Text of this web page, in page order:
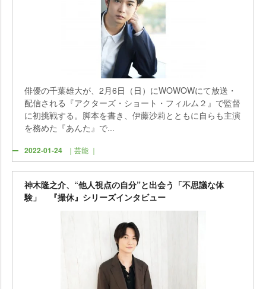
俳優の千葉雄大が、2月6日（日）にWOWOWにて放送・
配信される『アクターズ・ショート・フィルム２』で監督
に初挑戦する。脚本を書き、伊藤沙莉とともに自らも主演
を務めた『あんた』で...
2022-01-24 ｜芸能 ｜
神木隆之介、“他人視点の自分”と出会う「不思議な体
験」 『撮休』シリーズインタビュー